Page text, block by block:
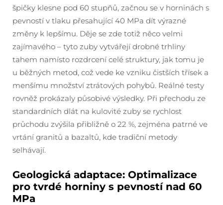
špičky klesne pod 60 stupňů, začnou se v horninách s
pevností v tlaku přesahující 40 MPa dít výrazné
změny k lepšímu. Děje se zde totiž něco velmi
zajímavého – tyto zuby vytvářejí drobné trhliny
tahem namísto rozdrcení celé struktury, jak tomu je
u běžných metod, což vede ke vzniku čistších třísek a
menšímu množství ztrátových pohybů. Reálné testy
rovněž prokázaly působivé výsledky. Při přechodu ze
standardních dlát na kulovité zuby se rychlost
průchodu zvýšila přibližně o 22 %, zejména patrné ve
vrtání granitů a bazaltů, kde tradiční metody
selhávají.
Geologická adaptace: Optimalizace
pro tvrdé horniny s pevností nad 60
MPa